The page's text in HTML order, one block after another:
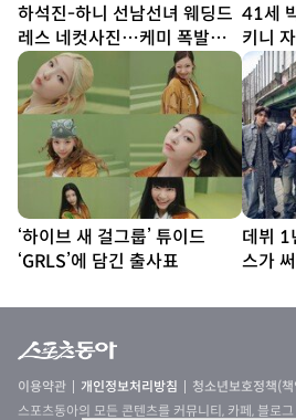
하석진-하니 선남선녀 웨딩드
레스 네컷사진…케미 폭발
[DA★]
41세
키니
‘하이브 새 걸그룹’ 튜이드
‘GRLS’에 담긴 출사표
데뷔
스가
이용약관 개인정보처리방침 청소년보호정책(
스포츠동아의 모든 콘텐츠를 커뮤니티, 카페, 블로